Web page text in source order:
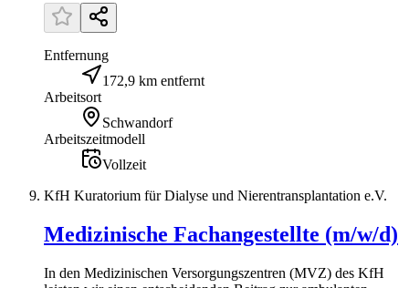
Entfernung
172,9 km entfernt
Arbeitsort
Schwandorf
Arbeitszeitmodell
Vollzeit
KfH Kuratorium für Dialyse und Nierentransplantation e.V.
Medizinische Fachangestellte (m/w/d)
In den Medizinischen Versorgungszentren (MVZ) des KfH